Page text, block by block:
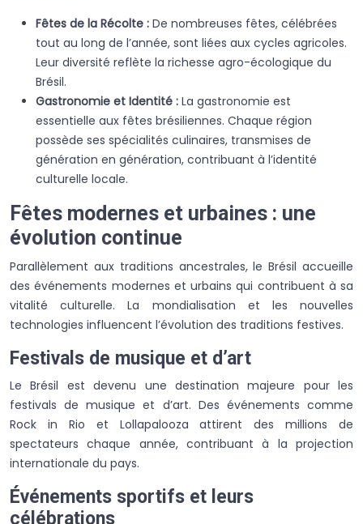
Fêtes de la Récolte : De nombreuses fêtes, célébrées
tout au long de l’année, sont liées aux cycles agricoles.
Leur diversité reflète la richesse agro-écologique du
Brésil.
Gastronomie et Identité : La gastronomie est
essentielle aux fêtes brésiliennes. Chaque région
possède ses spécialités culinaires, transmises de
génération en génération, contribuant à l’identité
culturelle locale.
Fêtes modernes et urbaines : une
évolution continue
Parallèlement aux traditions ancestrales, le Brésil accueille
des événements modernes et urbains qui contribuent à sa
vitalité culturelle. La mondialisation et les nouvelles
technologies influencent l’évolution des traditions festives.
Festivals de musique et d’art
Le Brésil est devenu une destination majeure pour les
festivals de musique et d’art. Des événements comme
Rock in Rio et Lollapalooza attirent des millions de
spectateurs chaque année, contribuant à la projection
internationale du pays.
Événements sportifs et leurs
célébrations